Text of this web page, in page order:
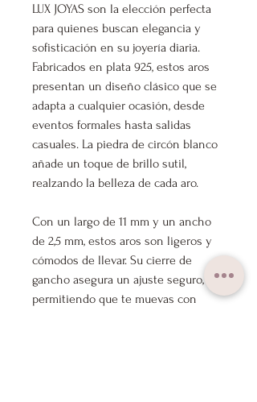
LUX JOYAS son la elección perfecta
para quienes buscan elegancia y
sofisticación en su joyería diaria.
Fabricados en plata 925, estos aros
presentan un diseño clásico que se
adapta a cualquier ocasión, desde
eventos formales hasta salidas
casuales. La piedra de circón blanco
añade un toque de brillo sutil,
realzando la belleza de cada aro.
Con un largo de 11 mm y un ancho
de 2,5 mm, estos aros son ligeros y
cómodos de llevar. Su cierre de
gancho asegura un ajuste seguro,
permitiendo que te muevas con